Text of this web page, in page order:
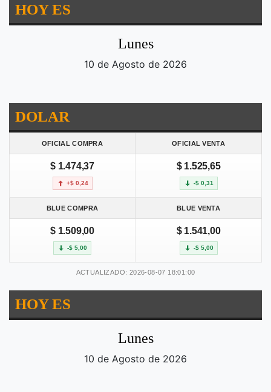
HOY ES
Lunes
10 de Agosto de 2026
DOLAR
OFICIAL COMPRA OFICIAL VENTA
$ 1.474,37
+$ 0,24
$ 1.525,65
-$ 0,31
BLUE COMPRA BLUE VENTA
$ 1.509,00
-$ 5,00
$ 1.541,00
-$ 5,00
ACTUALIZADO: 2026-08-07 18:01:00
HOY ES
Lunes
10 de Agosto de 2026